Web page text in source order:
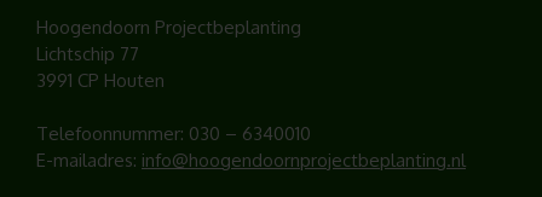
Hoogendoorn Projectbeplanting
Lichtschip 77
3991 CP Houten
Telefoonnummer: 030 – 6340010
E-mailadres: info@hoogendoornprojectbeplanting.nl